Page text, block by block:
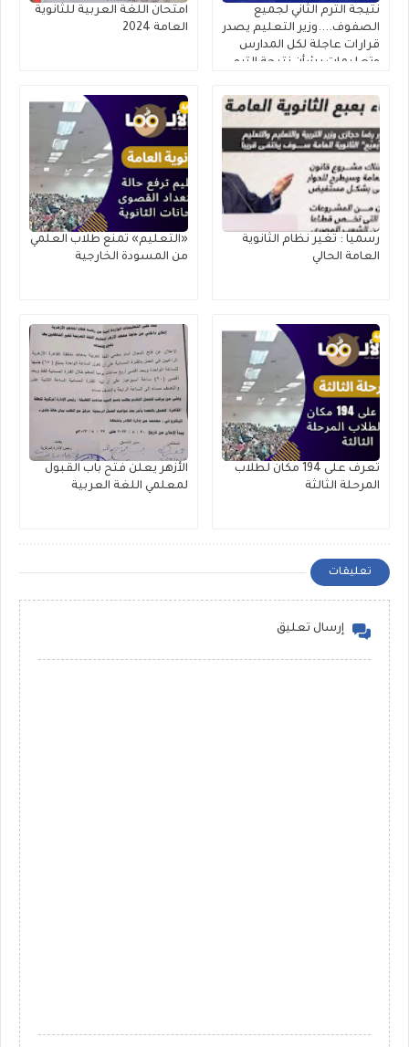
نتيجة الترم الثاني لجميع
الصفوف....وزير التعليم يصدر
قرارات عاجلة لكل المدارس
وتعليمات بشأن نتيجة الترم
امتحان اللغة العربية للثانوية
العامة 2024
رسميا : تغير نظام الثانوية
العامة الحالي
«التعليم» تمنع طلاب العلمي
من المسودة الخارجية
تعرف على 194 مكان لطلاب
المرحلة الثالثة
الأزهر يعلن فتح باب القبول
لمعلمي اللغة العربية
تعليقات
إرسال تعليق